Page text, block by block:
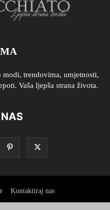
modi, trendovima, umjetnosti,
Vaša ljepša strana života.
Kontaktiraj nas